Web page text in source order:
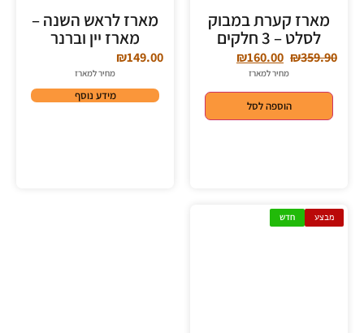
מארז קערת במבוק
לסלט – 3 חלקים
₪359.90
₪160.00
מחיר למארז
הוספה לסל
מארז לראש השנה –
מארז יין וברנר
₪149.00
מחיר למארז
מידע נוסף
מבצע חדש